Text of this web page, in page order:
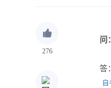
276
问
答
自